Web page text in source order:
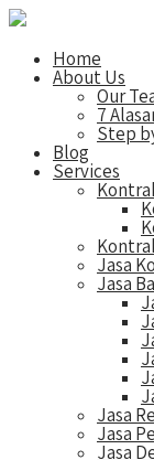
Home
About Us
Our
7
Step
Blog
Services
Jasa
Jasa
Jasa
Jasa
Jasa